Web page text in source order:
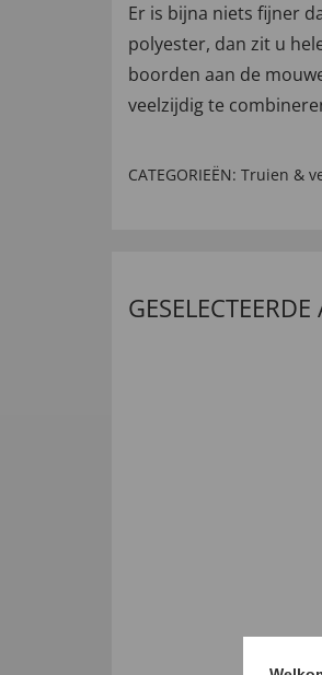
Er is bijna niets fijner
polyester, dan zit u
boorden aan de
veelzijdig te
CATEGORIEËN: Truien &